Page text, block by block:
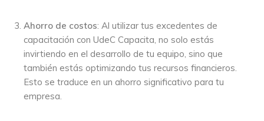
Ahorro de costos: Al utilizar tus excedentes de
capacitación con UdeC Capacita, no solo estás
invirtiendo en el desarrollo de tu equipo, sino que
también estás optimizando tus recursos financieros.
Esto se traduce en un ahorro significativo para tu
empresa.